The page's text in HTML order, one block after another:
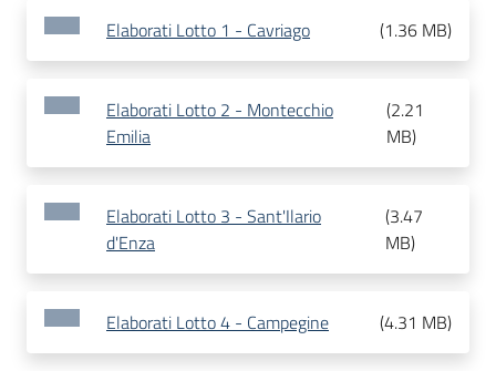
Elaborati Lotto 1 - Cavriago (1.36 MB)
Elaborati Lotto 2 - Montecchio
Emilia
(2.21
MB)
Elaborati Lotto 3 - Sant'Ilario
d'Enza
(3.47
MB)
Elaborati Lotto 4 - Campegine (4.31 MB)